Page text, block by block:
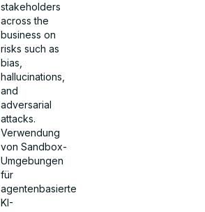
stakeholders
across the
business on
risks such as
bias,
hallucinations,
and
adversarial
attacks.
Verwendung
von Sandbox-
Umgebungen
für
agentenbasierte
KI-